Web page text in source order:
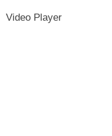
Video Player